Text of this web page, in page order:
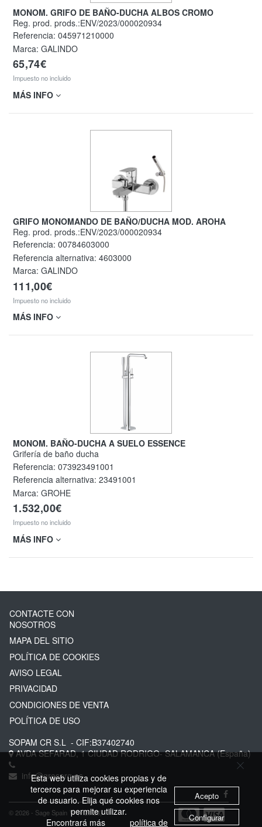
MONOM. GRIFO DE BAÑO-DUCHA ALBOS CROMO
Reg. prod. prods.:ENV/2023/000020934
Referencia: 045971210000
Marca: GALINDO
65,74€
Impuesto no incluido
MÁS INFO
GRIFO MONOMANDO DE BAÑO/DUCHA MOD. AROHA
Reg. prod. prods.:ENV/2023/000020934
Referencia: 00784603000
Referencia alternativa: 4603000
Marca: GALINDO
111,00€
Impuesto no incluido
MÁS INFO
MONOM. BAÑO-DUCHA A SUELO ESSENCE
Grifería de baño ducha
Referencia: 073923491001
Referencia alternativa: 23491001
Marca: GROHE
1.532,00€
Impuesto no incluido
MÁS INFO
CONTACTE CON
NOSOTROS
MAPA DEL SITIO
POLÍTICA DE COOKIES
AVISO LEGAL
PRIVACIDAD
CONDICIONES DE VENTA
POLÍTICA DE USO
SOPAM CR S.L - CIF:B37402740
AVDA SEFARAD, 1CIUDAD RODRIGO-SALAMANCA(España)
info@greserg.es
© 2026 - Sage Spain ™ (v.20.23)
Esta web utiliza cookies propias y de
terceros para mejorar su experiencia
de usuario. Elija qué cookies nos
permite utilizar.
Encontrará más
política de
Acepto
Configurar